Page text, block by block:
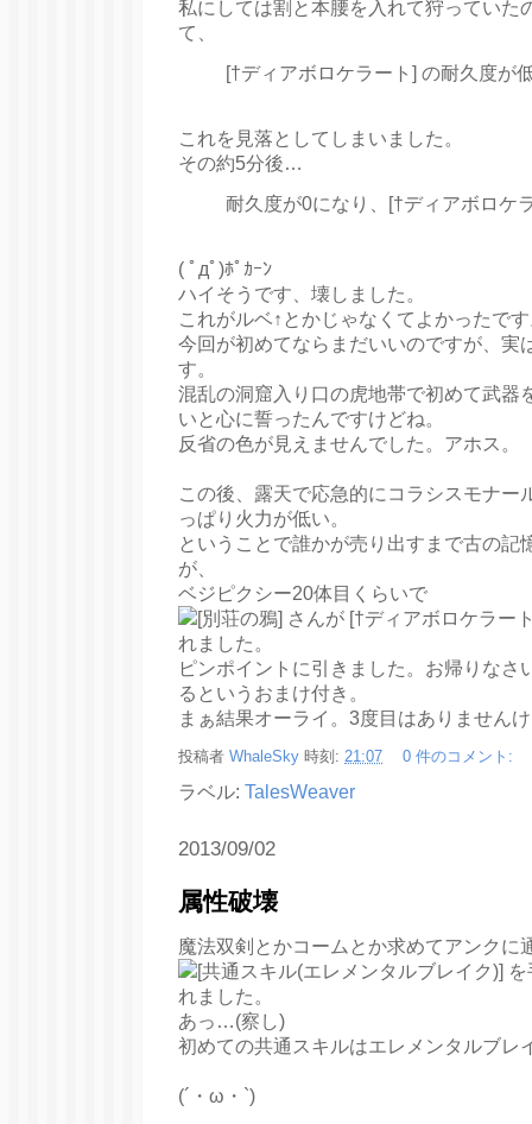
私にしては割と本腰を入れて狩っていた
て、
[†ディアボロケラート] の耐久度が
これを見落としてしまいました。
その約5分後…
耐久度が0になり、[†ディアボロケ
( ﾟдﾟ)ﾎﾟｶｰﾝ
ハイそうです、壊しました。
これがルベ↑とかじゃなくてよかったで
今回が初めてならまだいいのですが、実
す。
混乱の洞窟入り口の虎地帯で初めて武器
いと心に誓ったんですけどね。
反省の色が見えませんでした。アホス。
この後、露天で応急的にコラシスモナー
っぱり火力が低い。
ということで誰かが売り出すまで古の記
が、
ベジピクシー20体目くらいで
ピンポイントに引きました。お帰りな
るというおまけ付き。
まぁ結果オーライ。3度目はありません
投稿者 WhaleSky 時刻: 21:07 0 件のコメント:
ラベル: TalesWeaver
2013/09/02
属性破壊
魔法双剣とかコームとか求めてアンクに
あっ…(察し)
初めての共通スキルはエレメンタルブレ
(´・ω・`)